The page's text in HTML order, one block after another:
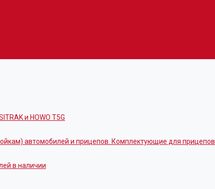
и HOWO T5G
автомобилей и прицепов. Комплектующие для прицепов
в наличии